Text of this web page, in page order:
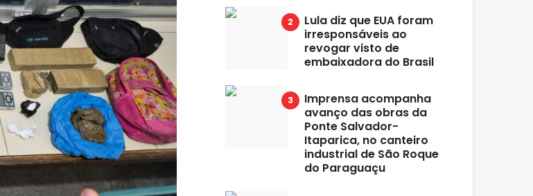
Lula diz que EUA foram
irresponsáveis ao
revogar visto de
embaixadora do Brasil
Imprensa acompanha
avanço das obras da
Ponte Salvador-
Itaparica, no canteiro
industrial de São Roque
do Paraguaçu